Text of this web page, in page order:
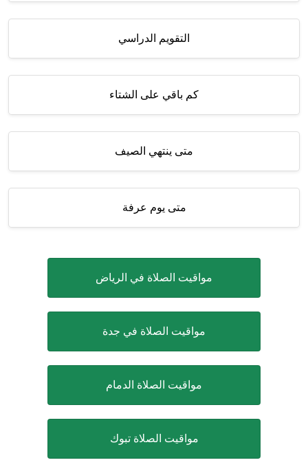
التقويم الدراسي
كم باقي على الشتاء
متى ينتهي الصيف
متى يوم عرفة
مواقيت الصلاة في الرياض
مواقيت الصلاة في جدة
مواقيت الصلاة الدمام
مواقيت الصلاة تبوك